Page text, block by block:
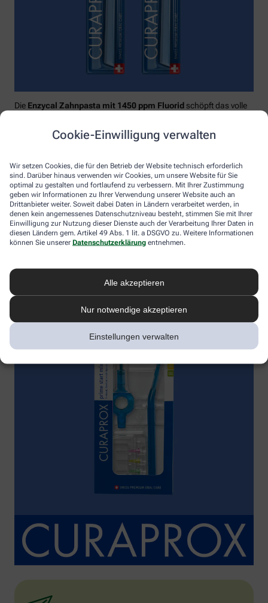
Cookie-Einwilligung verwalten
Wir setzen Cookies, die für den Betrieb der Website technisch erforderlich
sind. Darüber hinaus verwenden wir Cookies, um unsere Website für Sie
optimal zu gestalten und fortlaufend zu verbessern. Mit Ihrer Zustimmung
geben wir Informationen zu Ihrer Verwendung unserer Website auch an
Drittanbieter weiter. Soweit dabei Daten in Ländern verarbeitet werden, in
denen kein angemessenes Datenschutzniveau besteht, stimmen Sie mit Ihrer
Einwilligung zur Nutzung dieser Dienste auch der Verarbeitung Ihrer Daten in
diesen Ländern gem. Artikel 49 Abs. 1 lit. a DSGVO zu. Weitere Informationen
können Sie unserer Datenschutzerklärung entnehmen.
Alle akzeptieren
Nur notwendige akzeptieren
Einstellungen verwalten
Die Enzycal Zahnpasta mit 1450 ppm Fluorid schöpft das volle
Enzymen deine körpereigenen Abwehrkräfte.
Interdentalbürsten „prime“
reinigen den gesamten kritischen
Zahnzwischenraum effektiv und verletzungsfrei: vom
Zahnfleischrand über die konkaven Nischen bis direkt unter die
Kontaktstelle. Selbst kleinste Interdentalräume werden ohne
Verletzungsgefahr behandelt – dank Cural®, dem hauchdünnen
und extrastarken Chirurgendraht, mit dem eine einzige
Reinigungsbewegung ausreicht: einmal rein und raus. Fertig.
Das House of Mouth bündelt dieses Wissen – und macht